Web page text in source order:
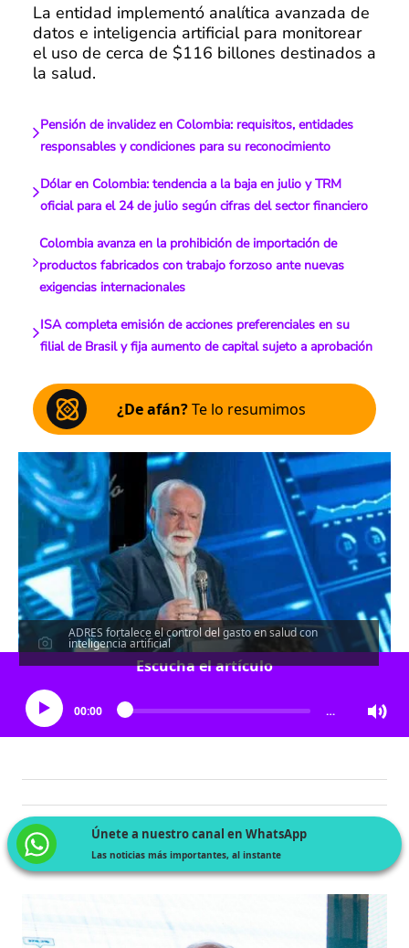
La entidad implementó analítica avanzada de
datos e inteligencia artificial para monitorear
el uso de cerca de $116 billones destinados a
la salud.
Pensión de invalidez en Colombia: requisitos, entidades
responsables y condiciones para su reconocimiento
Dólar en Colombia: tendencia a la baja en julio y TRM
oficial para el 24 de julio según cifras del sector financiero
Colombia avanza en la prohibición de importación de
productos fabricados con trabajo forzoso ante nuevas
exigencias internacionales
ISA completa emisión de acciones preferenciales en su
filial de Brasil y fija aumento de capital sujeto a aprobación
¿De afán?Te lo resumimos
ADRES fortalece el control del gasto en salud con
inteligencia artificial
Escucha el artículo
00:00 …
Únete a nuestro canal en WhatsApp
Las noticias más importantes, al instante